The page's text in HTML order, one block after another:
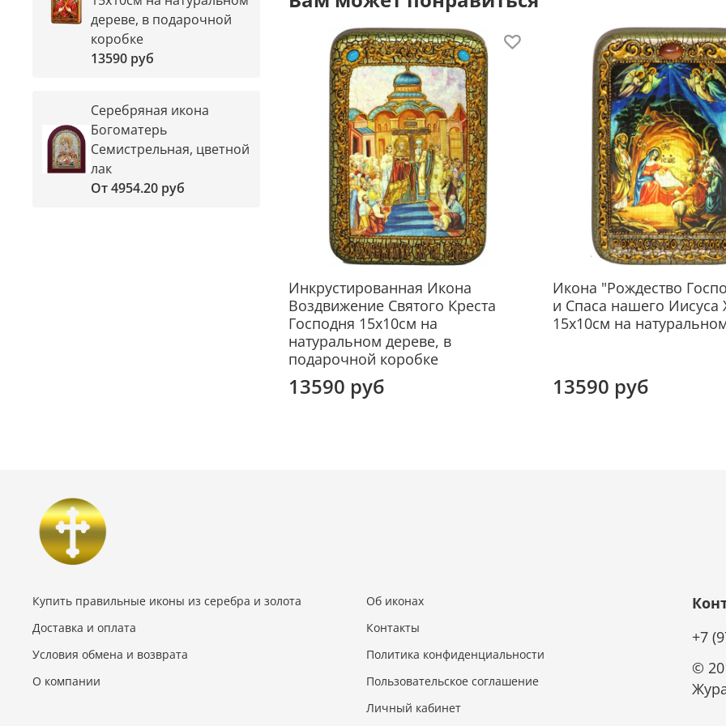
С
рода
все
для
Он
и
по
Инкрустированная Икона
Воздвижение Святого Креста
Господня 15х10см на
натуральном дереве, в
подарочной коробке
13590 руб
Икона "Рождество
и Спаса нашего Иисуса
15х10см на
13590 руб
дереве, в подарочной
коробке
13590 руб
Серебряная икона
Богоматерь
Семистрельная, цветной
лак
От4954.20 руб
Купить правильные иконы из серебра и золота
Доставка и оплата
Условия обмена и возврата
О компании
Об иконах
Контакты
Политика конфиденциальности
Пользовательское соглашение
Личный кабинет
+7
©